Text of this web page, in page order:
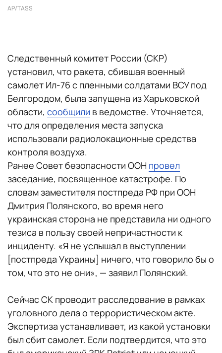
AP/TASS
Следственный комитет России (СКР)
установил, что ракета, сбившая военный
самолет Ил-76 с пленными солдатами ВСУ под
Белгородом, была запущена из Харьковской
области, сообщили в ведомстве. Уточняется,
что для определения места запуска
использовали радиолокационные средства
контроля воздуха.
Ранее Совет безопасности ООН провел
заседание, посвященное катастрофе. По
словам заместителя постпреда РФ при ООН
Дмитрия Полянского, во время него
украинская сторона не представила ни одного
тезиса в пользу своей непричастности к
инциденту. «Я не услышал в выступлении
[постпреда Украины] ничего, что говорило бы о
том, что это не они», — заявил Полянский.
Сейчас СК проводит расследование в рамках
уголовного дела о террористическом акте.
Экспертиза устанавливает, из какой установки
был сбит самолет. Если подтвердится, что это